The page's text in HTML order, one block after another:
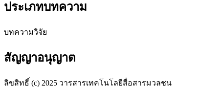
ประเภทบทความ
บทความวิจัย
สัญญาอนุญาต
ลิขสิทธิ์ (c) 2025 วารสารเทคโนโลยีสื่อสารมวลชน